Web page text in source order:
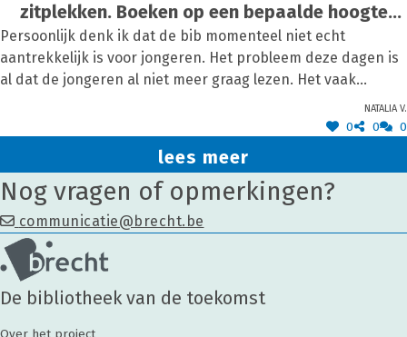
zitplekken. Boeken op een bepaalde hoogte
zodat ze voor iedereen bereikbaar zijn en de
titels leesbaar zijn
Persoonlijk denk ik dat de bib momenteel niet echt
aantrekkelijk is voor jongeren. Het probleem deze dagen is
al dat de jongeren al niet meer graag lezen. Het vaak
moeilijk is om een goed boek te vinden voor jongeren die
niet graag lezen. Nu komen de jongeren naar de bib omdat
ze een boek moeten lezen voor school.
Natalia V.
0 0 0
lees meer
Nog vragen of opmerkingen?
communicatie@brecht.be
De bibliotheek van de toekomst
Over het project